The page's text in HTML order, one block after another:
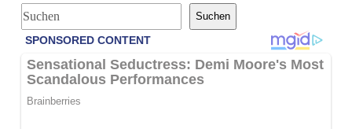
S
u
Suchen